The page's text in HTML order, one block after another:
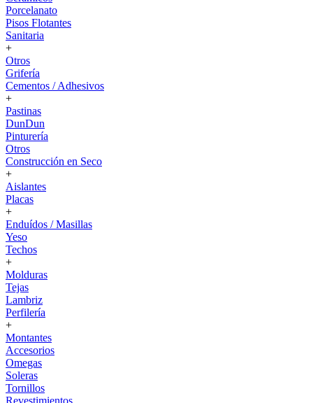
Porcelanato
Pisos Flotantes
Sanitaria
+
Otros
Grifería
Cementos / Adhesivos
+
Pastinas
DunDun
Pinturería
Otros
Construcción en Seco
+
Aislantes
Placas
+
Enduídos / Masillas
Yeso
Techos
+
Molduras
Tejas
Lambriz
Perfilería
+
Montantes
Accesorios
Omegas
Soleras
Tornillos
Revestimientos